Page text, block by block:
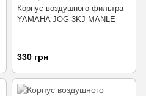
Корпус воздушного фильтра
YAMAHA JOG 3KJ MANLE
330 грн